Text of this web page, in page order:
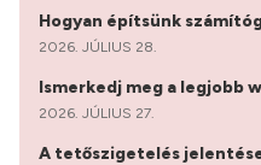
Hogyan építsünk
2026. JÚLIUS 28.
Ismerkedj meg a legjobb
2026. JÚLIUS 27.
A tetőszigetelés